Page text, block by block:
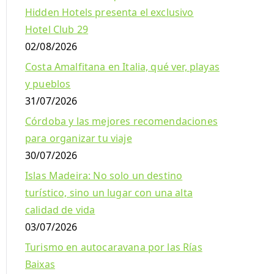
Hidden Hotels presenta el exclusivo
Hotel Club 29
02/08/2026
Costa Amalfitana en Italia, qué ver, playas
y pueblos
31/07/2026
Córdoba y las mejores recomendaciones
para organizar tu viaje
30/07/2026
Islas Madeira: No solo un destino
turístico, sino un lugar con una alta
calidad de vida
03/07/2026
Turismo en autocaravana por las Rías
Baixas